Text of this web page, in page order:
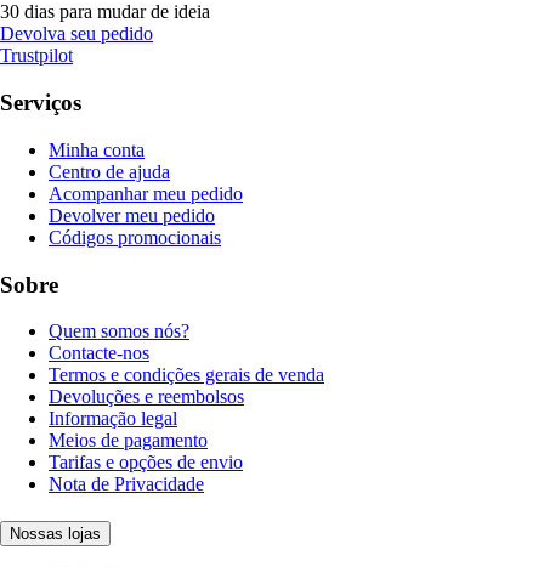
30 dias para mudar de ideia
Devolva seu pedido
Trustpilot
Serviços
Minha conta
Centro de ajuda
Acompanhar meu pedido
Devolver meu pedido
Códigos promocionais
Sobre
Quem somos nós?
Contacte-nos
Termos e condições gerais de venda
Devoluções e reembolsos
Informação legal
Meios de pagamento
Tarifas e opções de envio
Nota de Privacidade
Nossas lojas